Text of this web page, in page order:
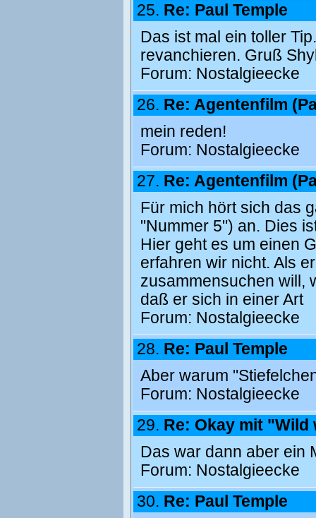
25. Re: Paul Temple
Das ist mal ein toller
revanchieren. Gruß
Forum: Nostalgieecke
26. Re: Agentenfilm
mein reden!
Forum: Nostalgieecke
27. Re: Agentenfilm
Für mich hört sich das
"Nummer 5") an. Dies
Hier geht es um einen
erfahren wir nicht. Als
zusammensuchen will,
daß er sich in einer Art
Forum: Nostalgieecke
28. Re: Paul Temple
Aber warum
Forum: Nostalgieecke
29. Re: Okay mit "Wild
Das war dann aber ein
Forum: Nostalgieecke
30. Re: Paul Temple